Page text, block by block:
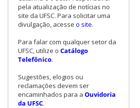
pela atualização de notícias no
site da UFSC. Para solicitar uma
divulgação, acesse o site.
Para falar com qualquer setor da
UFSC, utilize o Catálogo
Telefônico.
Sugestões, elogios ou
reclamações devem ser
encaminhados para a Ouvidoria
da UFSC.